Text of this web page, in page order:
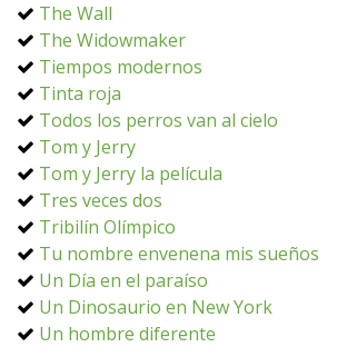
The Wall
The Widowmaker
Tiempos modernos
Tinta roja
Todos los perros van al cielo
Tom y Jerry
Tom y Jerry la película
Tres veces dos
Tribilín Olímpico
Tu nombre envenena mis sueños
Un Día en el paraíso
Un Dinosaurio en New York
Un hombre diferente